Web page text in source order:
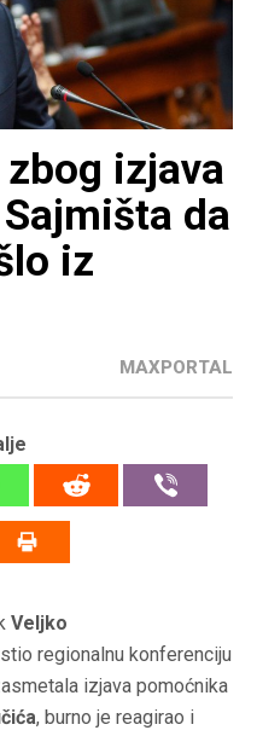
izjava
da
iz
MAXPORTAL
Veljko
regionalnu konferenciju
izjava pomoćnika
, burno je reagirao i